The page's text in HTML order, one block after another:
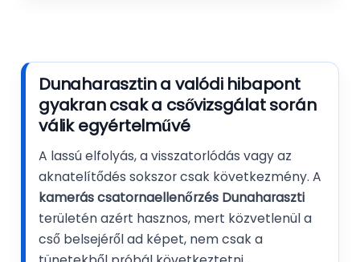
Dunaharasztin a valódi hibapont
gyakran csak a csővizsgálat során
válik egyértelművé
A lassú elfolyás, a visszatorlódás vagy az
aknatelítődés sokszor csak következmény. A
kamerás csatornaellenőrzés Dunaharaszti
területén azért hasznos, mert közvetlenül a
cső belsejéről ad képet, nem csak a